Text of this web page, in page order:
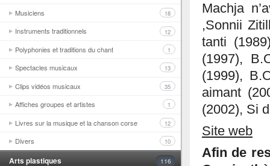
Musiciens 18
Instruments traditionnels 12
Polyphonies et traditions du chant 1
Spectacles musicaux 13
Clips vidéos musicaux 35
Affiches groupes et artistes 1
Livres sur la musique et la chanson corse 12
Divers 10
Arts plastiques 116
Machja
,Sonnii
tanti
(1997),
(1999),
aimant
(2002), Si
Site web
Afin de